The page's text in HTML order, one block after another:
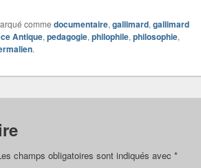
comme documentaire,gallimard,gallimard
Antique,pedagogie,philophile,philosophie,
.
champs obligatoires sont indiqués avec *